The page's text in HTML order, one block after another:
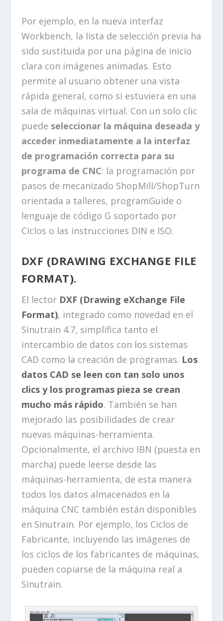
Por ejemplo, en la nueva interfaz
Workbench, la lista de selección previa ha
sido sustituida por una página de inicio
clara con imágenes animadas. Esto
permite al usuario obtener una vista
rápida general, como si estuviera en una
sala de máquinas virtual. Con un solo clic
puede seleccionar la máquina deseada y
acceder inmediatamente a la interfaz
de programación correcta para su
programa de CNC: la programación por
pasos de mecanizado ShopMill/ShopTurn
orientada a talleres, programGuide o
lenguaje de código G soportado por
Ciclos o las instrucciones DIN e ISO.
DXF (DRAWING EXCHANGE FILE
FORMAT).
El lector DXF (Drawing eXchange File
Format), integrado como novedad en el
Sinutrain 4.7, simplifica tanto el
intercambio de datos con los sistemas
CAD como la creación de programas. Los
datos CAD se leen con tan solo unos
clics y los programas pieza se crean
mucho más rápido. También se han
mejorado las posibilidades de crear
nuevas máquinas-herramienta.
Opcionalmente, el archivo IBN (puesta en
marcha) puede leerse desde las
máquinas-herramienta, de esta manera
todos los datos almacenados en la
máquina CNC también están disponibles
en Sinutrain. Por ejemplo, los Ciclos de
Fabricante, incluyendo las imágenes de
los ciclos de los fabricantes de máquinas,
pueden copiarse de la máquina real a
Sinutrain.